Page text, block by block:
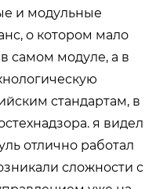
и модульные
о котором мало
самом модуле, а в
стандартам, в
я видел
отлично работал
сложности с